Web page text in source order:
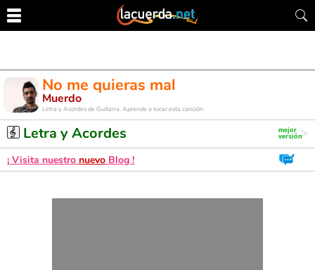
No me quieras mal
Muerdo
Letra y Acordes de Guitarra. Aprende a tocar esta canción
Letra y Acordes
¡ Visita nuestro nuevo Blog !